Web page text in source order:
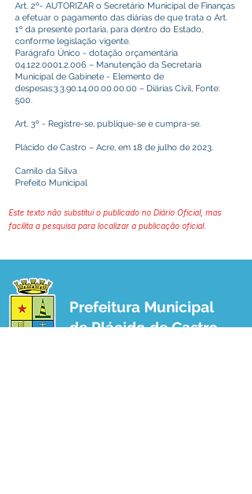
Art. 2º- AUTORIZAR o Secretário Municipal de Finanças
a efetuar o pagamento das diárias de que trata o Art.
1º da presente portaria, para dentro do Estado,
conforme legislação vigente.
Parágrafo Único - dotação orçamentária
04.122.0001.2.006 – Manutenção da Secretaria
Municipal de Gabinete - Elemento de
despesas:3.3.90.14.00.00.00.00 – Diárias Civil, Fonte:
500.
Art. 3º - Registre-se, publique-se e cumpra-se.
Plácido de Castro – Acre, em 18 de julho de 2023.
Camilo da Silva
Prefeito Municipal
Este texto não substitui o publicado no Diário Oficial, mas
facilita a pesquisa para localizar a publicação oficial.
Prefeitura Municipal
de Plácido de Castro